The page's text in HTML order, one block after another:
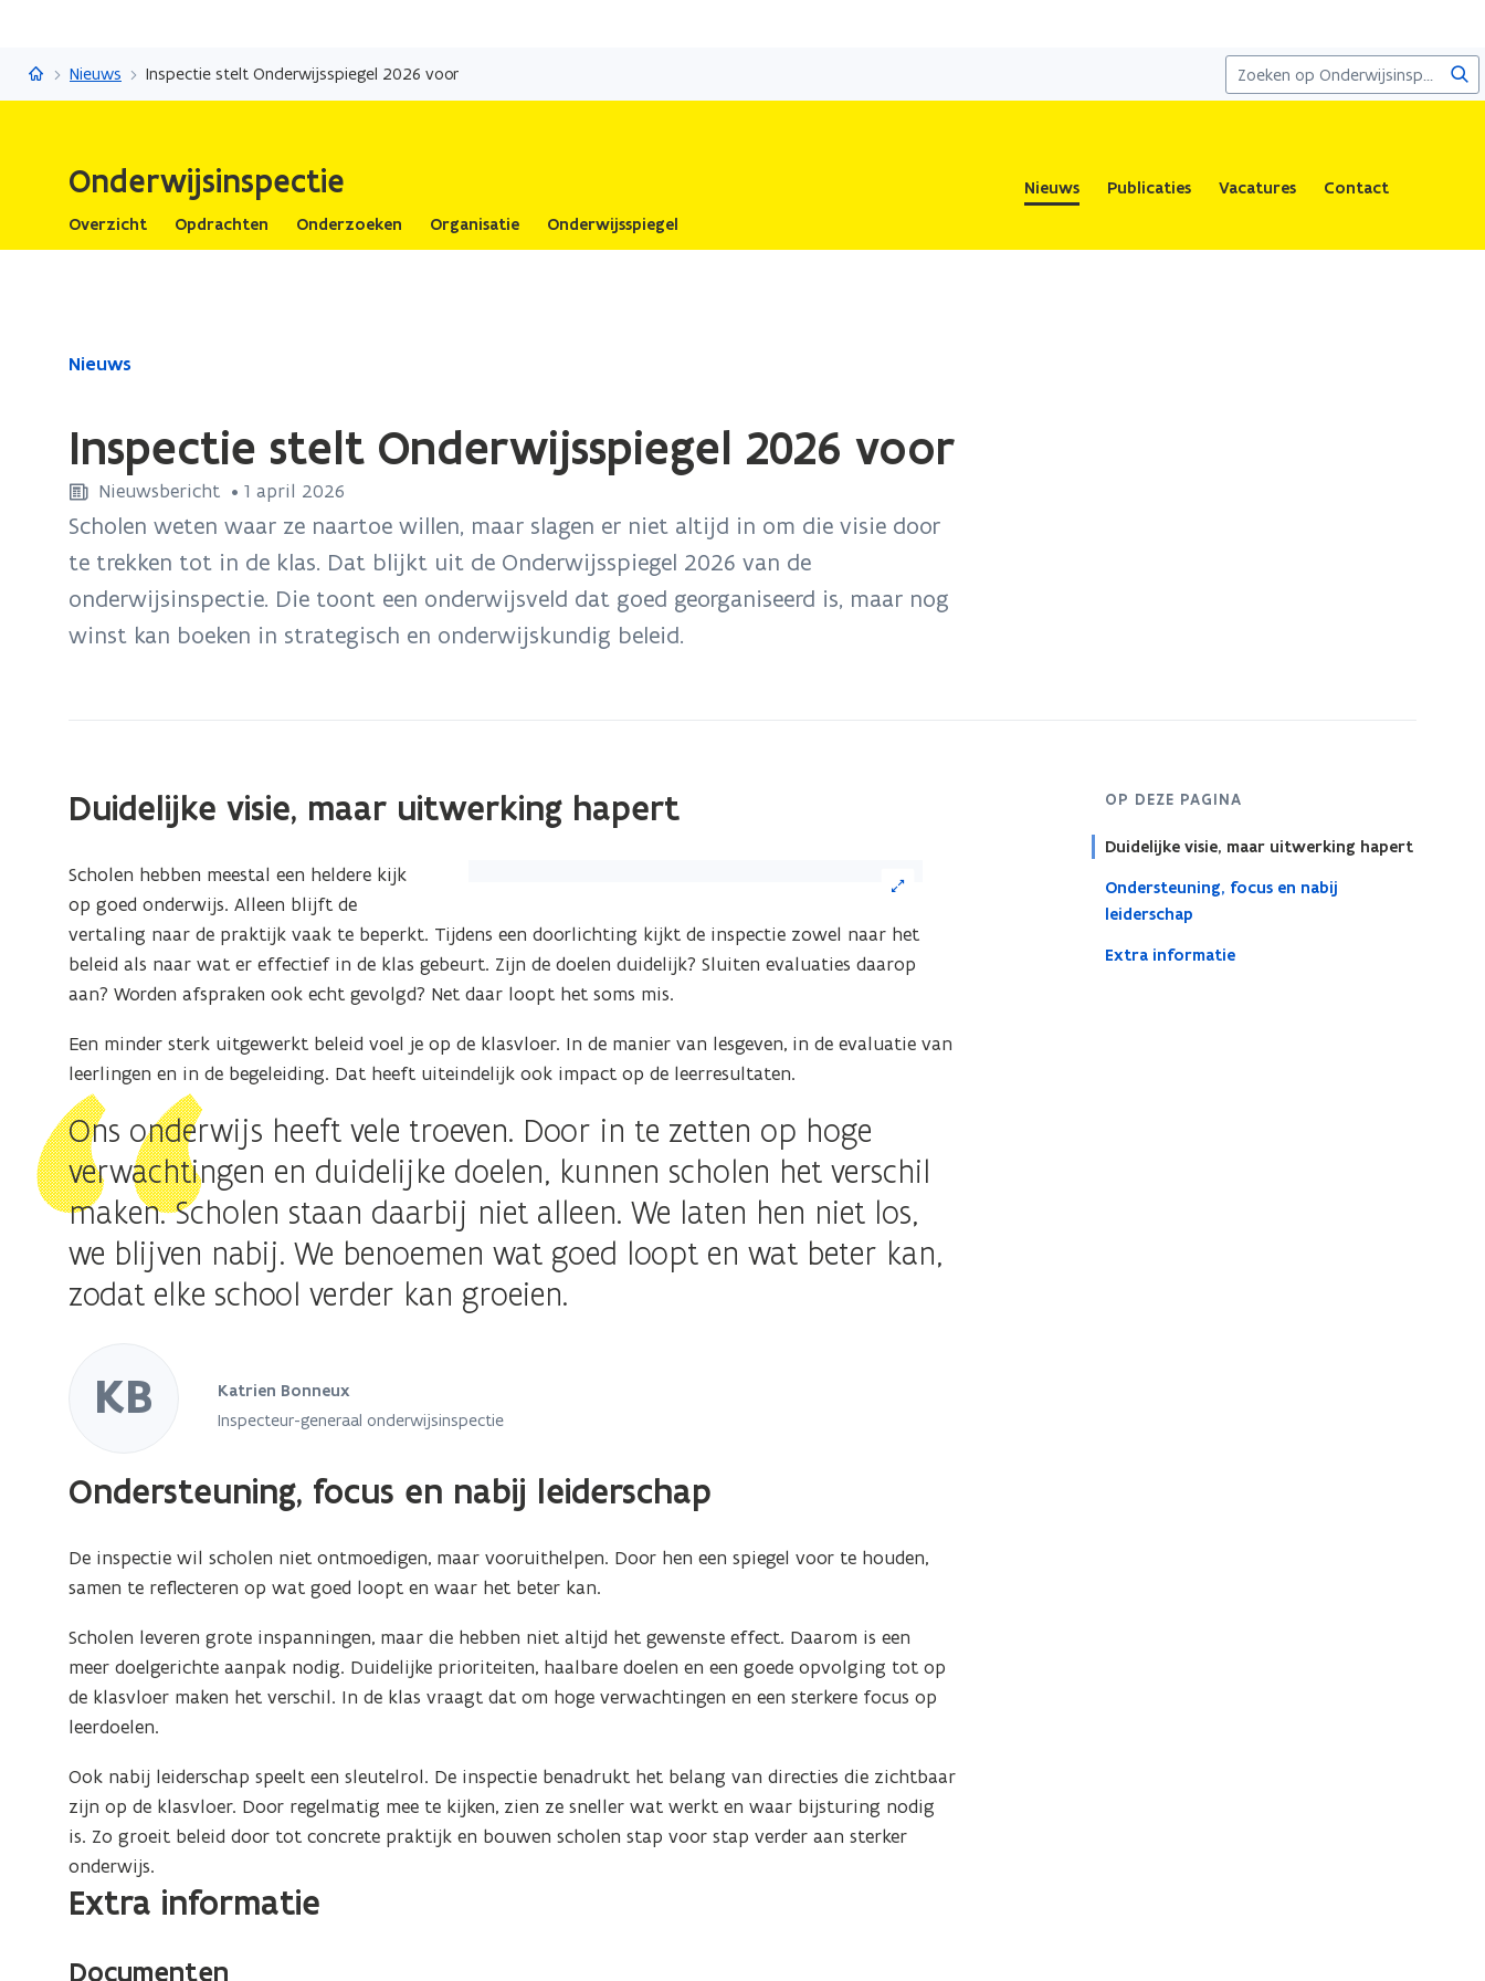
naar
Onderwijsinspectie
Nieuws Inspectie stelt Onderwijsspiegel 2026 voor
Onderwijsinspectie Nieuws Publicaties Vacatures
Contact
Overzicht
Opdrachten Onderzoeken Organisatie Onderwijsspiegel
Gedaan
bevindt
Inspectie
stelt
Onderwijsspiegel
Nieuws
Inspectie stelt Onderwijsspiegel 2026 voor
Nieuwsbericht • 1 april 2026
Scholen weten waar ze naartoe willen, maar slagen er niet altijd in om die visie door
te trekken tot in de klas. Dat blijkt uit de Onderwijsspiegel 2026 van de
onderwijsinspectie. Die toont een onderwijsveld dat goed georganiseerd is, maar nog
winst kan boeken in strategisch en onderwijskundig beleid.
OP DEZE PAGINA
Duidelijke visie, maar uitwerking hapert
Ondersteuning, focus en nabij
leiderschap
Extra informatie
Duidelijke visie, maar uitwerking hapert
de
afbeelding
voor
vergrote
weergave)
Scholen hebben meestal een heldere kijk
op goed onderwijs. Alleen blijft de
vertaling naar de praktijk vaak te beperkt. Tijdens een doorlichting kijkt de inspectie zowel naar het
beleid als naar wat er effectief in de klas gebeurt. Zijn de doelen duidelijk? Sluiten evaluaties daarop
aan? Worden afspraken ook echt gevolgd? Net daar loopt het soms mis.
Een minder sterk uitgewerkt beleid voel je op de klasvloer. In de manier van lesgeven, in de evaluatie van
leerlingen en in de begeleiding. Dat heeft uiteindelijk ook impact op de leerresultaten.
Ons onderwijs heeft vele troeven. Door in te zetten op hoge
verwachtingen en duidelijke doelen, kunnen scholen het verschil
maken. Scholen staan daarbij niet alleen. We laten hen niet los,
we blijven nabij. We benoemen wat goed loopt en wat beter kan,
zodat elke school verder kan groeien.
KB Katrien Bonneux
Inspecteur-generaal onderwijsinspectie
Ondersteuning, focus en nabij leiderschap
De inspectie wil scholen niet ontmoedigen, maar vooruithelpen. Door hen een spiegel voor te houden,
samen te reflecteren op wat goed loopt en waar het beter kan.
Scholen leveren grote inspanningen, maar die hebben niet altijd het gewenste effect. Daarom is een
meer doelgerichte aanpak nodig. Duidelijke prioriteiten, haalbare doelen en een goede opvolging tot op
de klasvloer maken het verschil. In de klas vraagt dat om hoge verwachtingen en een sterkere focus op
leerdoelen.
Ook nabij leiderschap speelt een sleutelrol. De inspectie benadrukt het belang van directies die zichtbaar
zijn op de klasvloer. Door regelmatig mee te kijken, zien ze sneller wat werkt en waar bijsturing nodig
is. Zo groeit beleid door tot concrete praktijk en bouwen scholen stap voor stap verder aan sterker
onderwijs.
Extra informatie
Documenten